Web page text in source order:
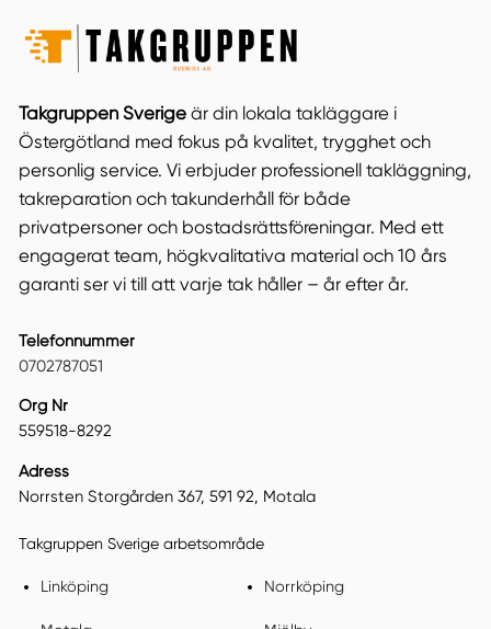
Takgruppen Sverigeär din lokala takläggare i
Östergötland med fokus på kvalitet, trygghet och
personlig service. Vi erbjuder professionell takläggning,
takreparation och takunderhåll för både
privatpersoner och bostadsrättsföreningar. Med ett
engagerat team, högkvalitativa material och 10 års
garanti ser vi till att varje tak håller – år efter år.
Telefonnummer
0702787051
Org Nr
559518-8292
Adress
Norrsten Storgården 367, 591 92, Motala
Takgruppen Sverige arbetsområde
Linköping Norrköping